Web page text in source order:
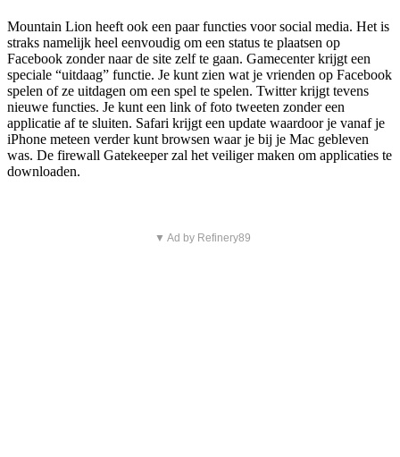
Mountain Lion heeft ook een paar functies voor social media. Het is
straks namelijk heel eenvoudig om een status te plaatsen op
Facebook zonder naar de site zelf te gaan. Gamecenter krijgt een
speciale “uitdaag” functie. Je kunt zien wat je vrienden op Facebook
spelen of ze uitdagen om een spel te spelen. Twitter krijgt tevens
nieuwe functies. Je kunt een link of foto tweeten zonder een
applicatie af te sluiten. Safari krijgt een update waardoor je vanaf je
iPhone meteen verder kunt browsen waar je bij je Mac gebleven
was. De firewall Gatekeeper zal het veiliger maken om applicaties te
downloaden.
▼ Ad by Refinery89